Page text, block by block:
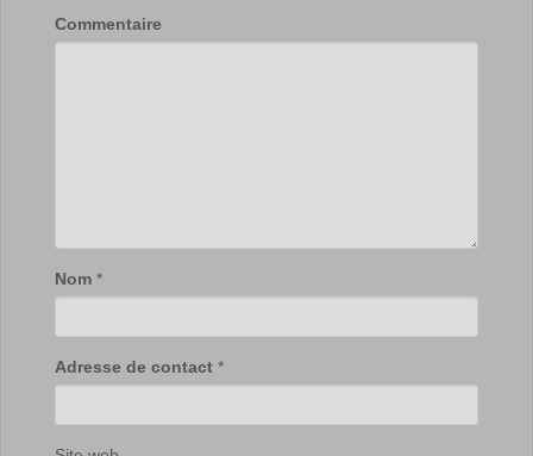
Commentaire
Nom *
Adresse de contact *